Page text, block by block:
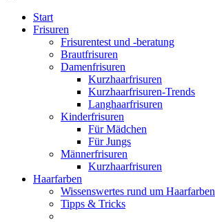
Start
Frisuren
Frisurentest und -beratung
Brautfrisuren
Damenfrisuren
Kurzhaarfrisuren
Kurzhaarfrisuren-Trends
Langhaarfrisuren
Kinderfrisuren
Für Mädchen
Für Jungs
Männerfrisuren
Kurzhaarfrisuren
Haarfarben
Wissenswertes rund um Haarfarben
Tipps & Tricks